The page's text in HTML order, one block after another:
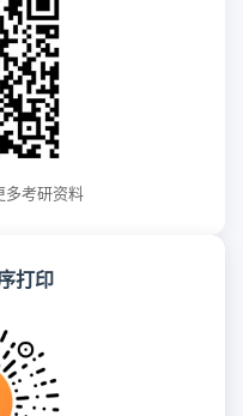
多考研资料
打印